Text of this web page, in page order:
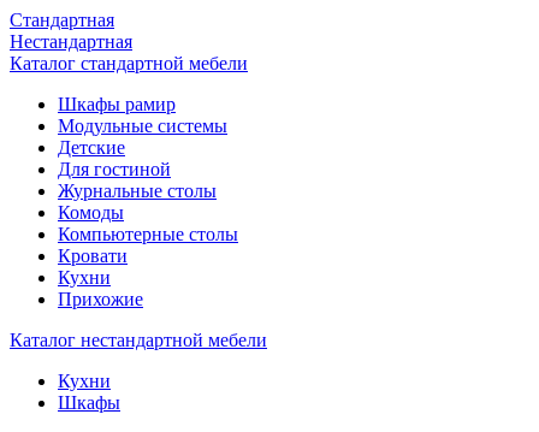
Стандартная
Нестандартная
Каталог стандартной мебели
Шкафы рамир
Модульные системы
Детские
Для гостиной
Журнальные столы
Комоды
Компьютерные столы
Кровати
Кухни
Прихожие
Каталог нестандартной мебели
Кухни
Шкафы